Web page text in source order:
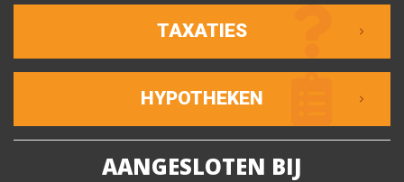
TAXATIES
HYPOTHEKEN
AANGESLOTEN BIJ